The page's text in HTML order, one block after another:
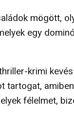
mögött,
egy
krimi
tartogat,
félelmet,